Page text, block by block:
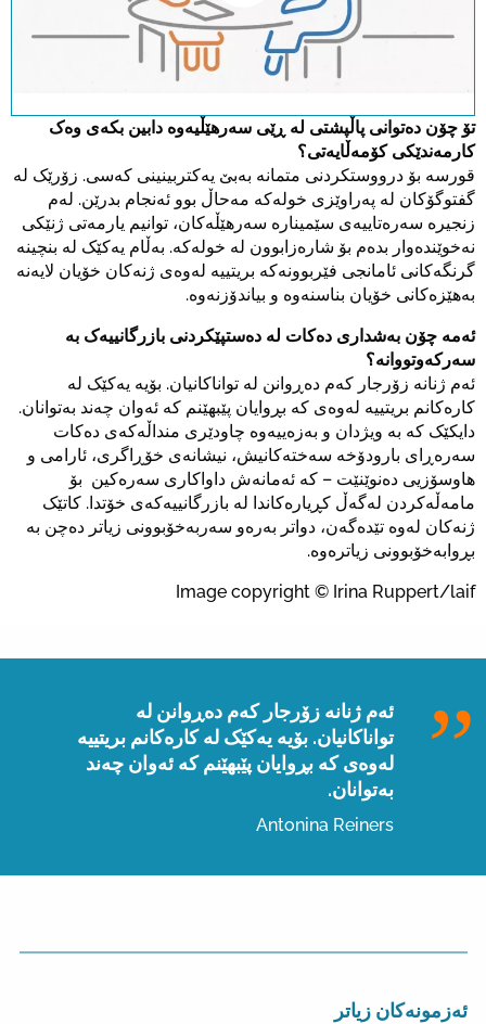
This link opens a YouTube video. Please
note the data protection regulations valid
دووبارە
تۆ چۆن دەتوانی پاڵپشتی لە ڕێی سەرهێڵیەوە دابین بکەی وەک
کارمەندێکی کۆمەڵایەتی؟
قورسە بۆ درووستکردنی متمانە بەبێ یەکتربینینی کەسی. زۆرێک لە
گفتوگۆکان لە پەراوێزی خولەکە مەحاڵ بوو ئەنجام بدرێن. لەم
زنجیرە سەرەتاییەی سێمینارە سەرهێڵەکان، توانیم یارمەتی ژنێکی
نەخوێندەوار بدەم بۆ شارەزابوون لە خولەکە. بەڵام یەکێک لە بنچینە
گرنگەکانی ئامانجی فێربوونەکە بریتییە لەوەی ژنەکان خۆیان لایەنە
بەهێزەکانی خۆیان بناسنەوە و بیاندۆزنەوە.
ئەمە چۆن بەشداری دەکات لە دەستپێکردنی بازرگانییەک بە
سەرکەوتووانە؟
ئەم ژنانە زۆرجار کەم دەڕوانن لە تواناکانیان. بۆیە یەکێک لە
کارەکانم بریتییە لەوەی کە بڕوایان پێبهێنم کە ئەوان چەند بەتوانان.
دایکێک کە بە ویژدان و بەزەییەوە چاودێری منداڵەکەی دەکات
سەرەڕای بارودۆخە سەختەکانیش، نیشانەی خۆڕاگری، ئارامی و
هاوسۆزیی دەنوێنێت – کە ئەمانەش داواکاری سەرەکین بۆ
مامەڵەکردن لەگەڵ کڕیارەکاندا لە بازرگانییەکەی خۆتدا. کاتێک
ژنەکان لەوە تێدەگەن، دواتر بەرەو سەربەخۆبوونی زیاتر دەچن بە
بڕوابەخۆبوونی زیاترەوە.
Image copyright ©️ Irina Ruppert/laif
ئەم ژنانە زۆرجار کەم دەڕوانن لە
تواناکانیان. بۆیە یەکێک لە کارەکانم بریتییە
لەوەی کە بڕوایان پێبهێنم کە ئەوان چەند
بەتوانان.
Antonina Reiners
ئەزمونەکان زیاتر